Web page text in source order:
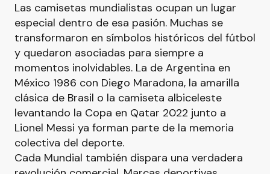
Las camisetas mundialistas ocupan un lugar
especial dentro de esa pasión. Muchas se
transformaron en símbolos históricos del fútbol
y quedaron asociadas para siempre a
momentos inolvidables. La de Argentina en
México 1986 con Diego Maradona, la amarilla
clásica de Brasil o la camiseta albiceleste
levantando la Copa en Qatar 2022 junto a
Lionel Messi ya forman parte de la memoria
colectiva del deporte.
Cada Mundial también dispara una verdadera